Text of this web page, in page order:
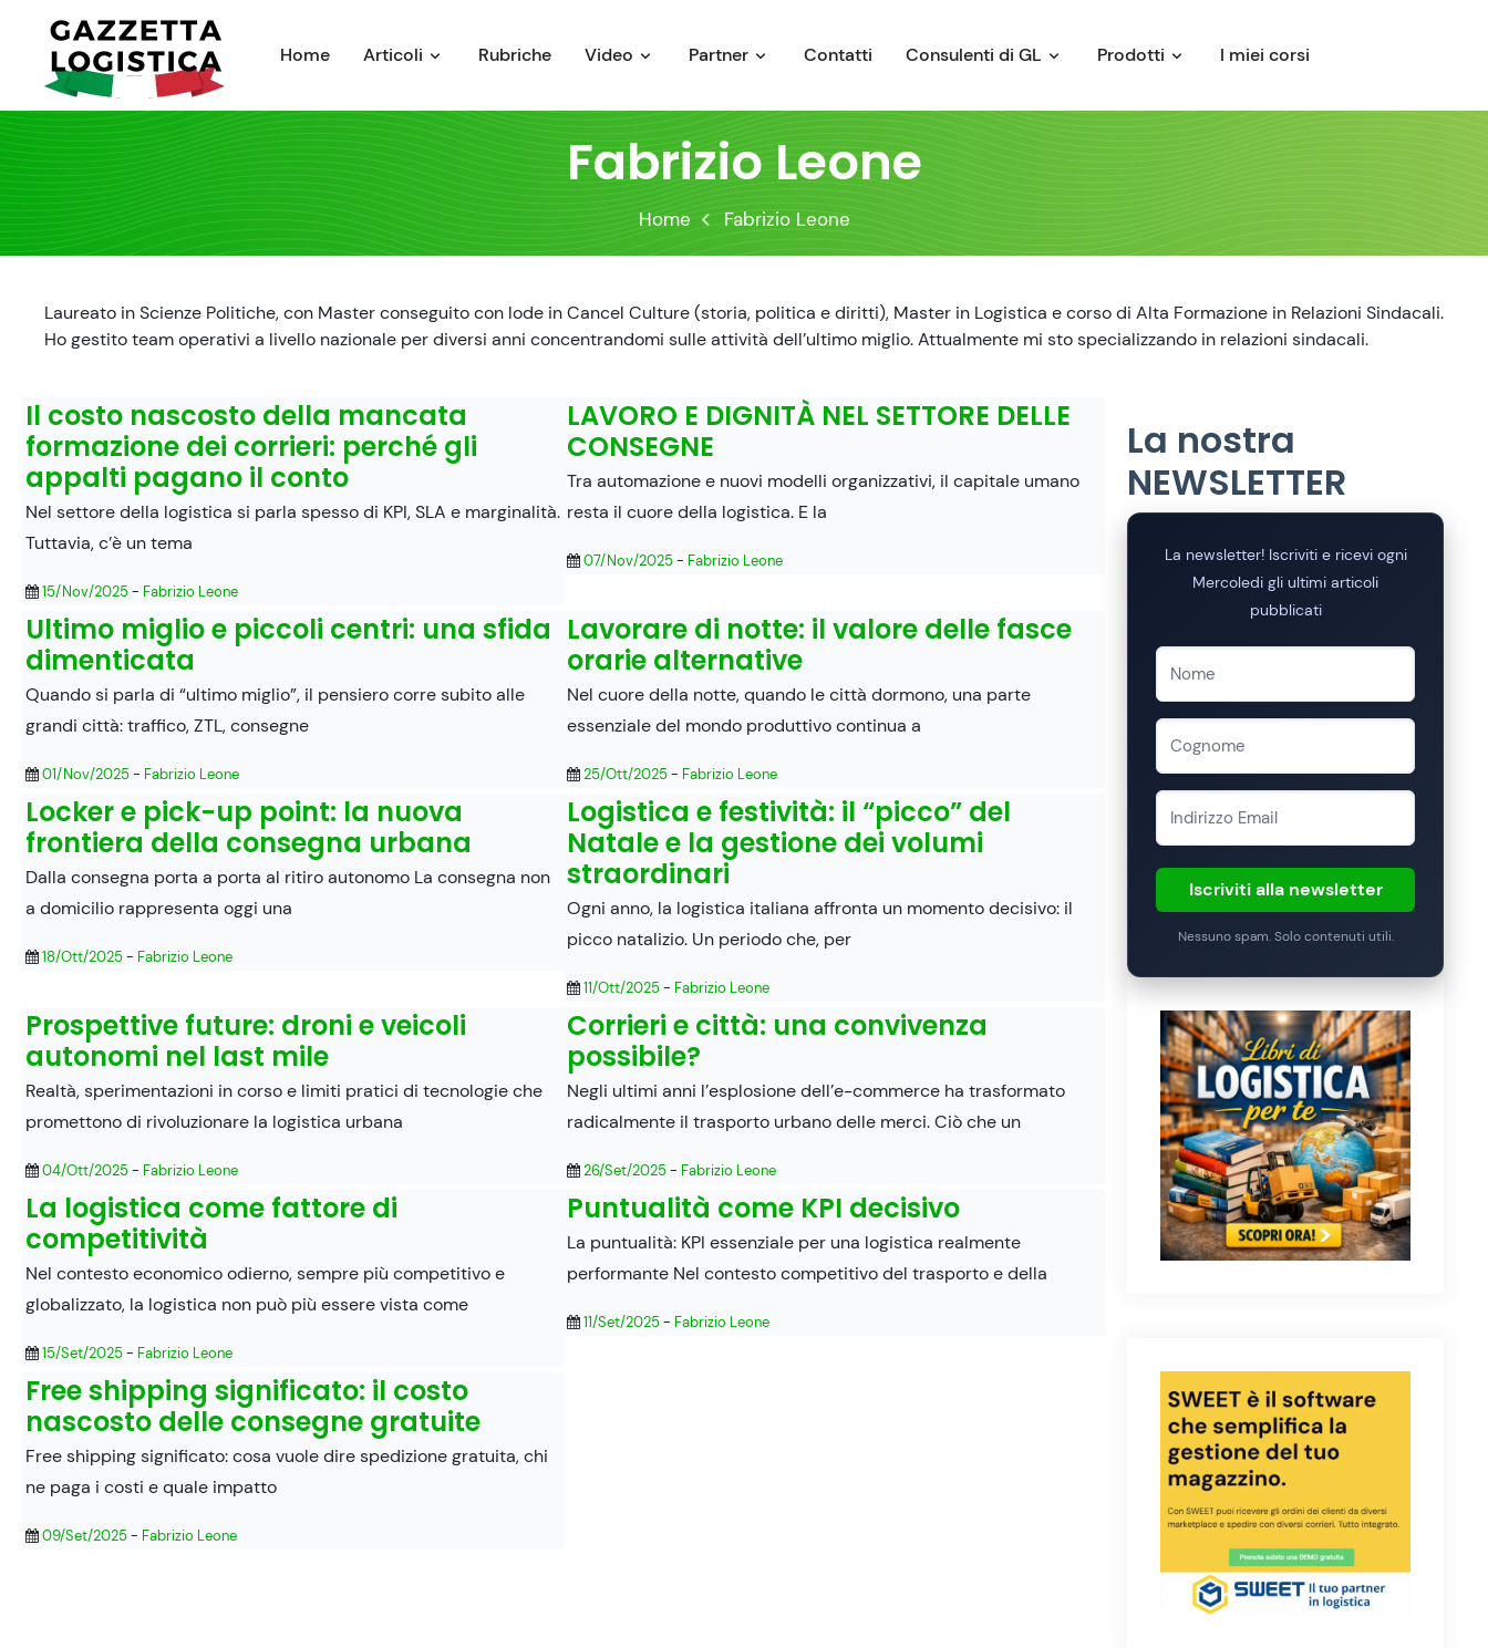
content
Home Articoli Rubriche Video Partner Contatti Consulenti di GL Prodotti I miei corsi
Fabrizio Leone
Home Fabrizio Leone
Laureato in Scienze Politiche, con Master conseguito con lode in Cancel Culture (storia, politica e diritti), Master in Logistica e corso di Alta Formazione in Relazioni Sindacali.
Ho gestito team operativi a livello nazionale per diversi anni concentrandomi sulle attività dell’ultimo miglio. Attualmente mi sto specializzando in relazioni sindacali.
Il costo nascosto della mancata
formazione dei corrieri: perché gli
appalti pagano il conto
Nel settore della logistica si parla spesso di KPI, SLA e marginalità.
Tuttavia, c’è un tema
15/Nov/2025- Fabrizio Leone
LAVORO E DIGNITÀ NEL SETTORE DELLE
CONSEGNE
Tra automazione e nuovi modelli organizzativi, il capitale umano
resta il cuore della logistica. E la
07/Nov/2025- Fabrizio Leone
Ultimo miglio e piccoli centri: una sfida
dimenticata
Quando si parla di “ultimo miglio”, il pensiero corre subito alle
grandi città: traffico, ZTL, consegne
01/Nov/2025- Fabrizio Leone
Lavorare di notte: il valore delle fasce
orarie alternative
Nel cuore della notte, quando le città dormono, una parte
essenziale del mondo produttivo continua a
25/Ott/2025- Fabrizio Leone
Locker e pick-up point: la nuova
frontiera della consegna urbana
Dalla consegna porta a porta al ritiro autonomo La consegna non
a domicilio rappresenta oggi una
18/Ott/2025- Fabrizio Leone
Logistica e festività: il “picco” del
Natale e la gestione dei volumi
straordinari
Ogni anno, la logistica italiana affronta un momento decisivo: il
picco natalizio. Un periodo che, per
11/Ott/2025- Fabrizio Leone
Prospettive future: droni e veicoli
autonomi nel last mile
Realtà, sperimentazioni in corso e limiti pratici di tecnologie che
promettono di rivoluzionare la logistica urbana
04/Ott/2025- Fabrizio Leone
Corrieri e città: una convivenza
possibile?
Negli ultimi anni l’esplosione dell’e-commerce ha trasformato
radicalmente il trasporto urbano delle merci. Ciò che un
26/Set/2025- Fabrizio Leone
La logistica come fattore di
competitività
Nel contesto economico odierno, sempre più competitivo e
globalizzato, la logistica non può più essere vista come
15/Set/2025- Fabrizio Leone
Puntualità come KPI decisivo
La puntualità: KPI essenziale per una logistica realmente
performante Nel contesto competitivo del trasporto e della
11/Set/2025- Fabrizio Leone
Free shipping significato: il costo
nascosto delle consegne gratuite
Free shipping significato: cosa vuole dire spedizione gratuita, chi
ne paga i costi e quale impatto
09/Set/2025- Fabrizio Leone
La nostra
NEWSLETTER
La newsletter! Iscriviti e ricevi ogni
Mercoledi gli ultimi articoli
pubblicati
Iscriviti alla newsletter
Nessuno spam. Solo contenuti utili.